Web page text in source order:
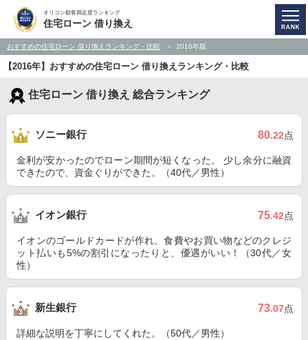
オリコン顧客満足度ランキング
住宅ローン 借り換え
おすすめの住宅ローン 借り換えランキング・比較 2016年版
【2016年】おすすめの住宅ローン 借り換えランキング・比較
住宅ローン 借り換え 総合ランキング
ソニー銀行 80.22点
金利が安かったのでローン期間が短くなった。 少し余分に融資
できたので、資金ぐりができた。（40代／男性）
イオン銀行 75.42点
イオンのゴールドカードが作れ、食費やお買い物などのクレジ
ット払いも5%の割引になったりと、優遇がいい！（30代／女
性）
新生銀行 73.07点
詳細な説明を丁寧にしてくれた。（50代／男性）